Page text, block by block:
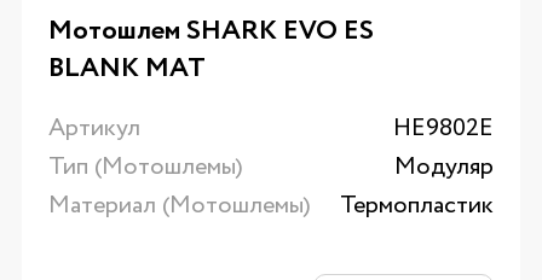
Мотошлем SHARK EVO ES
BLANK MAT
Артикул
HE9802E
Тип (Мотошлемы)
Модуляр
Материал (Мотошлемы)
Термопластик